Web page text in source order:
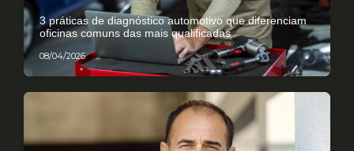
3 práticas de diagnóstico automotivo que diferenciam
oficinas comuns das mais qualificadas
08/04/2026